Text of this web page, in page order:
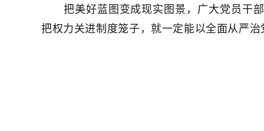
把美好蓝图变成现实图景，广大党员干部
把权力关进制度笼子，就一定能以全面从严